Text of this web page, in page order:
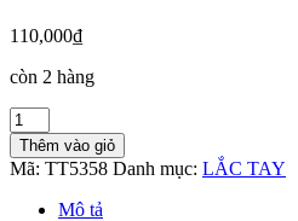
110,000₫
còn 2 hàng
Lắc
Tay
Titan
Nữ
Hoa
Thêm vào giỏ
Mã: TT5358 Danh mục: LẮC TAY
Mô tả